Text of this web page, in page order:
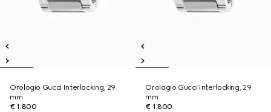
Orologio Gucci Interlocking, 29
mm
€ 1.800
Orologio Gucci Interlocking, 29
mm
€ 1.800